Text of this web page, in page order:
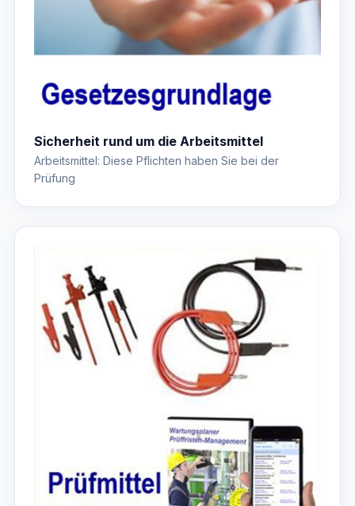
Sicherheit rund um die Arbeitsmittel
Arbeitsmittel: Diese Pflichten haben Sie bei der
Prüfung